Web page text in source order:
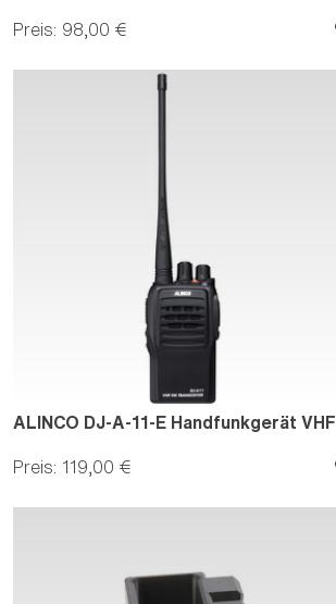
Preis: 98,00 €
ALINCO DJ-A-11-E Handfunkgerät VHF
Preis: 119,00 €